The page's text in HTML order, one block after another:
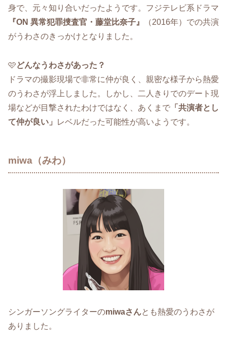
身で、元々知り合いだったようです。フジテレビ系ドラマ
『ON 異常犯罪捜査官・藤堂比奈子』
（2016年）での共演
がうわさのきっかけとなりました。
🩷どんなうわさがあった？
ドラマの撮影現場で非常に仲が良く、親密な様子から熱愛
のうわさが浮上しました。しかし、二人きりでのデート現
場などが目撃されたわけではなく、あくまで 「共演者とし
て仲が良い」
レベルだった可能性が高いようです。
miwa（みわ）
シンガーソングライターのmiwaさんとも熱愛のうわさが
ありました。